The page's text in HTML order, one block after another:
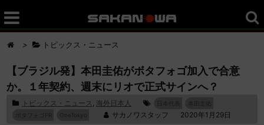
> トピックス・ニュース
【ブラジル発】本田圭佑がボタフォゴ加入で合意
か。１年契約、週末にリオで正式サインへ？
トピックス・ニュース , 海外日本人
本田圭佑
サカノワスタッフ 2020年1月29日